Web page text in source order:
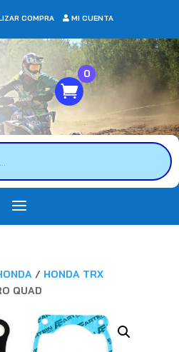
COMPRA MI CUENTA
0
/ HONDA TRX
QUAD